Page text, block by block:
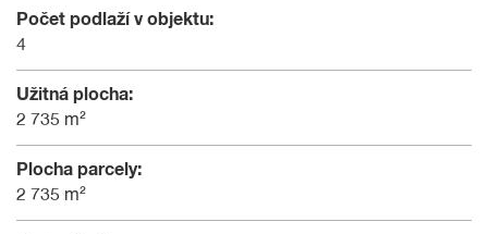
Počet podlaží v objektu:
4
Užitná plocha:
2 735 m²
Plocha parcely:
2 735 m²